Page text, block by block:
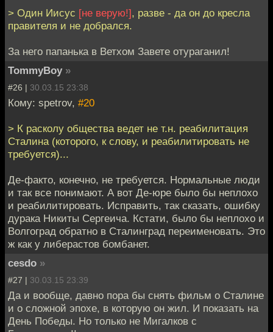
> Один Иисус [не верую!], разве - да он до кресла
правителя и не добрался.
За него папанька в Ветхом Завете отураганил!
TommyBoy »
#26 | 30.03.15 23:38
Кому: spetrov, #20
> К расколу общества ведет не т.н. реабилитация
Сталина (которого, к слову, и реабилитировать не
требуется)...
Де-факто, конечно, не требуется. Нормальные люди
и так все понимают. А вот Де-юре было бы неплохо
и реабилитировать. Исправить, так сказать, ошибку
дурака Никиты Сергеича. Кстати, было бы неплохо и
Волгоград обратно в Сталинград переименовать. Это
ж как у либерастов бомбанет.
cesdo »
#27 | 30.03.15 23:39
Да и вообще, давно пора бы снять фильм о Сталине
и о сложной эпохе, в которую он жил. И показать на
День Победы. Но только не Мигалков с